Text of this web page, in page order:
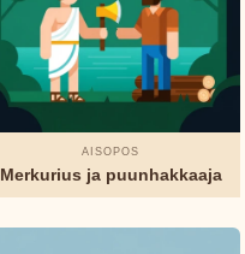
AISOPOS
Merkurius ja puunhakkaaja